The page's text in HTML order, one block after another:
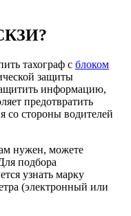
тахограф с блоком
защиты
информацию,
предотвратить
со стороны водителей
нужен, можете
подбора
узнать марку
(электронный или